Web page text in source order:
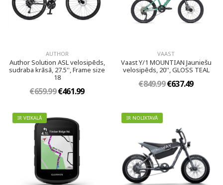
AUTHOR
Author Solution ASL velosipēds,
sudraba krāsā, 27.5'', Frame size
18
€659.99€461.99
VAAST
Vaast Y/1 MOUNTIAN Jauniešu
velosipēds, 20'', GLOSS TEAL
€849.99€637.49
IR VEIKALĀ IR NOLIKTAVĀ